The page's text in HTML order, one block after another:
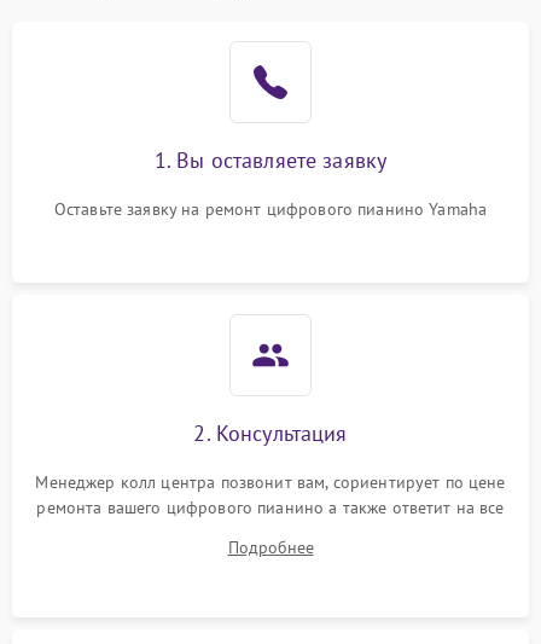
1. Вы оставляете заявку
Оставьте заявку на ремонт цифрового пианино Yamaha
2. Консультация
Менеджер колл центра позвонит вам, сориентирует по цене
ремонта вашего цифрового пианино а также ответит на все
Подробнее